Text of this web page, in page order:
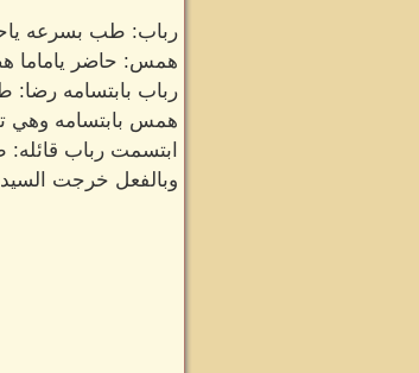
رباب: طب بسرعه
همس: حاضر ياماما
رباب بابتسامه رضا:
همس بابتسامه وهي
ابتسمت رباب
وبالفعل خرجت